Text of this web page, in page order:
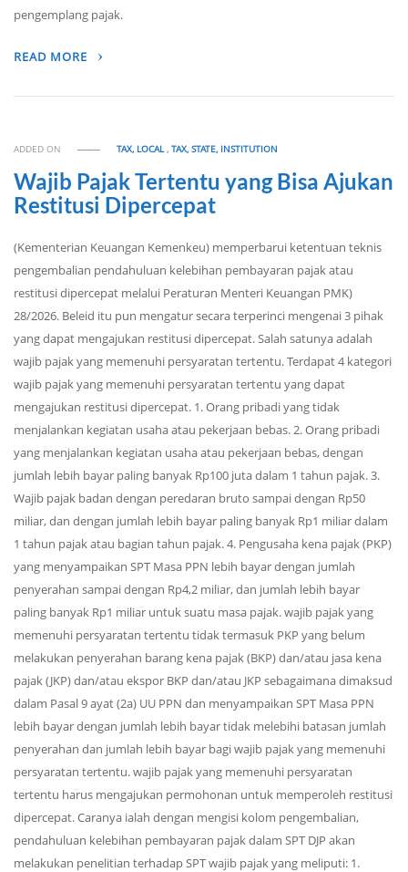
pengemplang pajak.
READ MORE
ADDED ON TAX, LOCAL,TAX, STATE, INSTITUTION
Wajib Pajak Tertentu yang Bisa Ajukan
Restitusi Dipercepat
(Kementerian Keuangan Kemenkeu) memperbarui ketentuan teknis
pengembalian pendahuluan kelebihan pembayaran pajak atau
restitusi dipercepat melalui Peraturan Menteri Keuangan PMK)
28/2026. Beleid itu pun mengatur secara terperinci mengenai 3 pihak
yang dapat mengajukan restitusi dipercepat. Salah satunya adalah
wajib pajak yang memenuhi persyaratan tertentu. Terdapat 4 kategori
wajib pajak yang memenuhi persyaratan tertentu yang dapat
mengajukan restitusi dipercepat. 1. Orang pribadi yang tidak
menjalankan kegiatan usaha atau pekerjaan bebas. 2. Orang pribadi
yang menjalankan kegiatan usaha atau pekerjaan bebas, dengan
jumlah lebih bayar paling banyak Rp100 juta dalam 1 tahun pajak. 3.
Wajib pajak badan dengan peredaran bruto sampai dengan Rp50
miliar, dan dengan jumlah lebih bayar paling banyak Rp1 miliar dalam
1 tahun pajak atau bagian tahun pajak. 4. Pengusaha kena pajak (PKP)
yang menyampaikan SPT Masa PPN lebih bayar dengan jumlah
penyerahan sampai dengan Rp4,2 miliar, dan jumlah lebih bayar
paling banyak Rp1 miliar untuk suatu masa pajak. wajib pajak yang
memenuhi persyaratan tertentu tidak termasuk PKP yang belum
melakukan penyerahan barang kena pajak (BKP) dan/atau jasa kena
pajak (JKP) dan/atau ekspor BKP dan/atau JKP sebagaimana dimaksud
dalam Pasal 9 ayat (2a) UU PPN dan menyampaikan SPT Masa PPN
lebih bayar dengan jumlah lebih bayar tidak melebihi batasan jumlah
penyerahan dan jumlah lebih bayar bagi wajib pajak yang memenuhi
persyaratan tertentu. wajib pajak yang memenuhi persyaratan
tertentu harus mengajukan permohonan untuk memperoleh restitusi
dipercepat. Caranya ialah dengan mengisi kolom pengembalian,
pendahuluan kelebihan pembayaran pajak dalam SPT DJP akan
melakukan penelitian terhadap SPT wajib pajak yang meliputi: 1.